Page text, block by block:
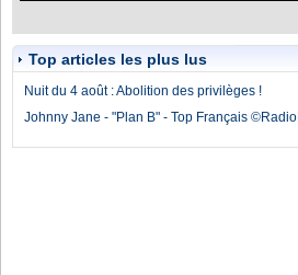
Top articles les plus lus
Nuit du 4 août : Abolition des privilèges !
Johnny Jane - "Plan B" - Top Français